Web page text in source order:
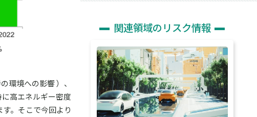
環境への影響 ）、
高エネルギー密度
。そこで今回より
関連領域のリスク情報